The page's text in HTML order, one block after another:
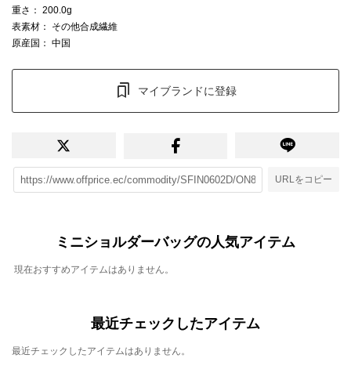
重さ ： 200.0g
表素材 ： その他合成繊維
原産国 ： 中国
マイブランドに登録
URLをコピー
ミニショルダーバッグの人気アイテム
現在おすすめアイテムはありません。
最近チェックしたアイテム
最近チェックしたアイテムはありません。